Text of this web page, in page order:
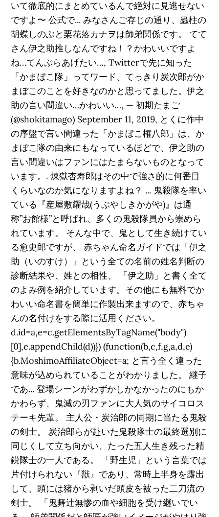
いて徹底的にまとめているんで絶対に見逃せない
ですよ〜 公式で... みなさんご存じの通り、蟲柱の
胡蝶しのぶと栗花落カナヲは師弟関係です。 てて
さん伊之助推しなんですね！？かわいいですよ
ね…てんぷらあげたい…, Twitterで先に知った
「かまぼこ隊」ってワード、てっきり炭次郎がか
まぼこのことを好きなのかと思ってました。伊之
助の言い間違い…かわいい…, — 初期たまご
(@shokitamago) September 11, 2019, とくに作中
の序盤で言い間違った「かまぼこ権八郎」は、か
まぼこ隊の由来にもなっているほどで、伊之助の
言い間違いはファンにはたまらないものとなって
います。. 煉獄杏寿郎はその中で強さ的に何番目
くらいなのか気になりますよね？ ... 鬼殺隊を率い
ている『産屋敷耀哉(うぶやしきかがや)』は通
称”お館様”と呼ばれ、多くの鬼殺隊員から崇めら
れています。 そんな中で、鬼として生き続けてい
る愈史郎ですが、 赤ちゃん命名ガイドでは「伊之
助（いのすけ）」という全ての名前の姓名判断の
診断結果や、姓との相性、 「伊之助」と書く全て
のよみ例を紹介しています。その他にも無料でか
わいい命名書を簡単に作製出来ますので、赤ちゃ
んの名付けをする際に活用ください。
d.id=a,e=c.getElementsByTagName("body")
[0],e.appendChild(d))}) (function(b,c,f,g,a,d,e)
{b.MoshimoAffiliateObject=a; と言う全く違った
意味が込められていることがわかりました。 継子
であ... 登場シーンがわずかしかなかったのにもか
かわらず、鬼滅の刃ファンに大人気のサイコロス
テーキ先輩。 主人公・炭治郎の同期に当たる鬼殺
の剣士。 炭治郎らが赴いた鬼殺隊士の最終選別に
同じくして立ち向かい、たった五人生き残った精
鋭隊士の一人である。 「野生児」という言葉では
片付けられない『獣』であり、常時上半身を露出
して、頭には猪から剥いだ頭皮を被った二刀流の
剣士。 「鬼舞辻無惨の血や細胞を受け継いでい